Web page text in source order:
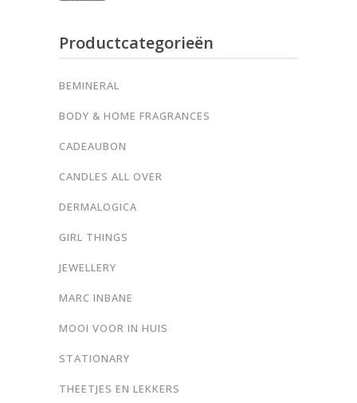
Productcategorieën
BEMINERAL
BODY & HOME FRAGRANCES
CADEAUBON
CANDLES ALL OVER
DERMALOGICA
GIRL THINGS
JEWELLERY
MARC INBANE
MOOI VOOR IN HUIS
STATIONARY
THEETJES EN LEKKERS